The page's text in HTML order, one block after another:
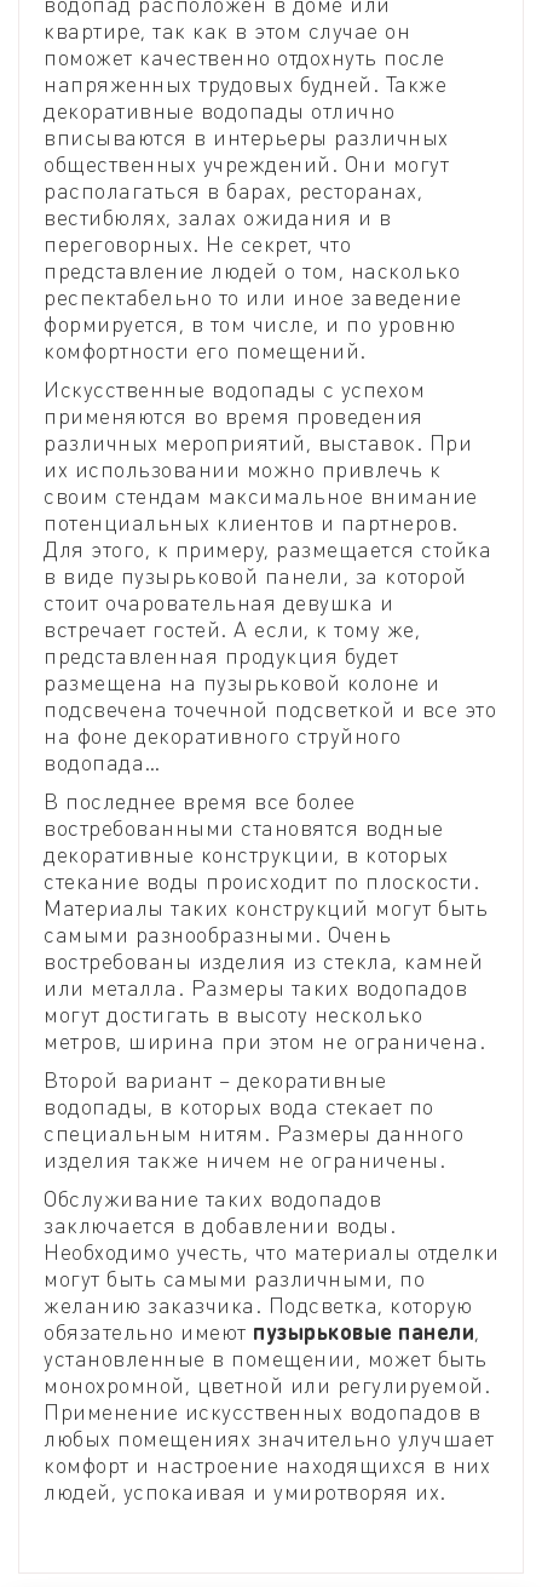
квартире, так как в этом случае он
поможет качественно отдохнуть после
напряженных трудовых будней. Также
декоративные водопады отлично
вписываются в интерьеры различных
общественных учреждений. Они могут
располагаться в барах, ресторанах,
вестибюлях, залах ожидания и в
переговорных. Не секрет, что
представление людей о том, насколько
респектабельно то или иное заведение
формируется, в том числе, и по уровню
комфортности его помещений.
Искусственные водопады с успехом
применяются во время проведения
различных мероприятий, выставок. При
их использовании можно привлечь к
своим стендам максимальное внимание
потенциальных клиентов и партнеров.
Для этого, к примеру, размещается стойка
в виде пузырьковой панели, за которой
стоит очаровательная девушка и
встречает гостей. А если, к тому же,
представленная продукция будет
размещена на пузырьковой колоне и
подсвечена точечной подсветкой и все это
на фоне декоративного струйного
водопада…
В последнее время все более
востребованными становятся водные
декоративные конструкции, в которых
стекание воды происходит по плоскости.
Материалы таких конструкций могут быть
самыми разнообразными. Очень
востребованы изделия из стекла, камней
или металла. Размеры таких водопадов
могут достигать в высоту несколько
метров, ширина при этом не ограничена.
Второй вариант – декоративные
водопады, в которых вода стекает по
специальным нитям. Размеры данного
изделия также ничем не ограничены.
Обслуживание таких водопадов
заключается в добавлении воды.
Необходимо учесть, что материалы отделки
могут быть самыми различными, по
желанию заказчика. Подсветка, которую
обязательно имеют пузырьковые панели,
установленные в помещении, может быть
монохромной, цветной или регулируемой.
Применение искусственных водопадов в
любых помещениях значительно улучшает
комфорт и настроение находящихся в них
людей, успокаивая и умиротворяя их.